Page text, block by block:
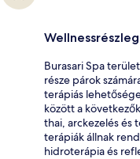
Wellnessrészleg
Burasari Spa
része párok
terápiás
között a
thai, arckezelés és
terápiák állnak
hidroterápia és